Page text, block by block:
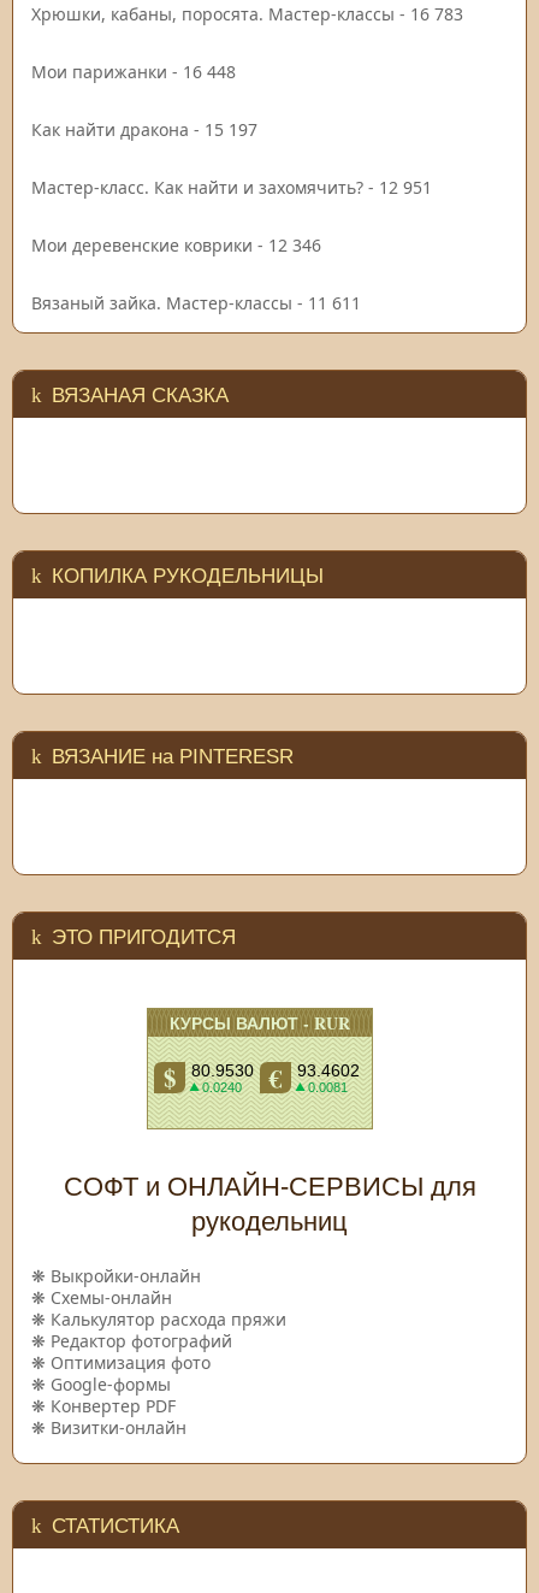
Хрюшки, кабаны, поросята. Мастер-классы - 16 783
Мои парижанки - 16 448
Как найти дракона - 15 197
Мастер-класс. Как найти и захомячить? - 12 951
Мои деревенские коврики - 12 346
Вязаный зайка. Мастер-классы - 11 611
ВЯЗАНАЯ СКАЗКА
КОПИЛКА РУКОДЕЛЬНИЦЫ
ВЯЗАНИЕ на PINTERESR
ЭТО ПРИГОДИТСЯ
СОФТ и ОНЛАЙН-СЕРВИСЫ для
рукодельниц
❋ Выкройки-онлайн
❋ Схемы-онлайн
❋ Калькулятор расхода пряжи
❋ Редактор фотографий
❋ Оптимизация фото
❋ Google-формы
❋ Конвертер PDF
❋ Визитки-онлайн
СТАТИСТИКА